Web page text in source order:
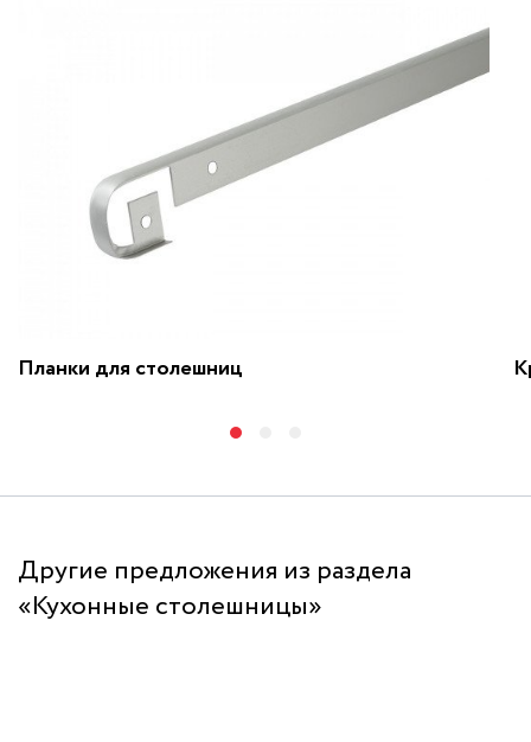
Планки для столешниц
Другие предложения из раздела
«Кухонные столешницы»